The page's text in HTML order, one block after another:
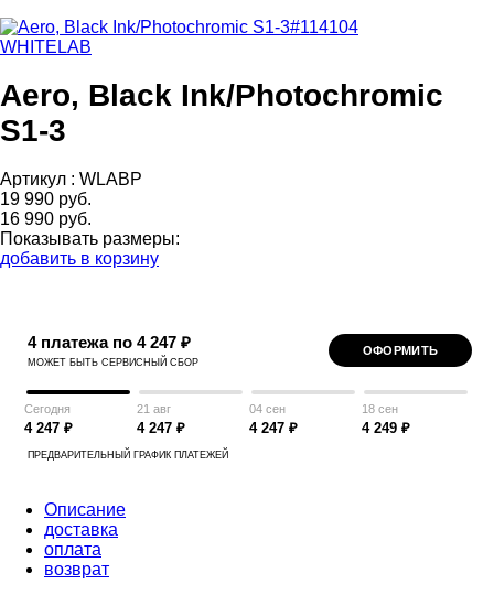
WHITELAB
Aero, Black Ink/Photochromic
S1-3
Артикул : WLABP
19 990 руб.
16 990 руб.
Показывать размеры:
добавить в корзину
4 платежа по 4 247 ₽
МОЖЕТ БЫТЬ СЕРВИСНЫЙ СБОР
ОФОРМИТЬ
Сегодня
4 247 ₽
21 авг
4 247 ₽
04 сен
4 247 ₽
18 сен
4 249 ₽
ПРЕДВАРИТЕЛЬНЫЙ ГРАФИК ПЛАТЕЖЕЙ
Описание
доставка
оплата
возврат